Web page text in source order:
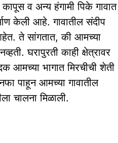
व अन्य हंगामी पिके गावात
केली आहे. गावातील संदीप
ते सांगतात, की आमच्या
घरापुरती काही क्षेत्रावर
आमच्या भागात मिरचीची शेती
पाहून आमच्या गावातील
चालना मिळाली.